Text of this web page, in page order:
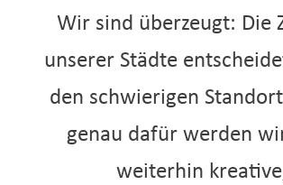
Wir sind überzeugt: Die
unserer Städte
den schwierigen
genau dafür werden
weiterhin